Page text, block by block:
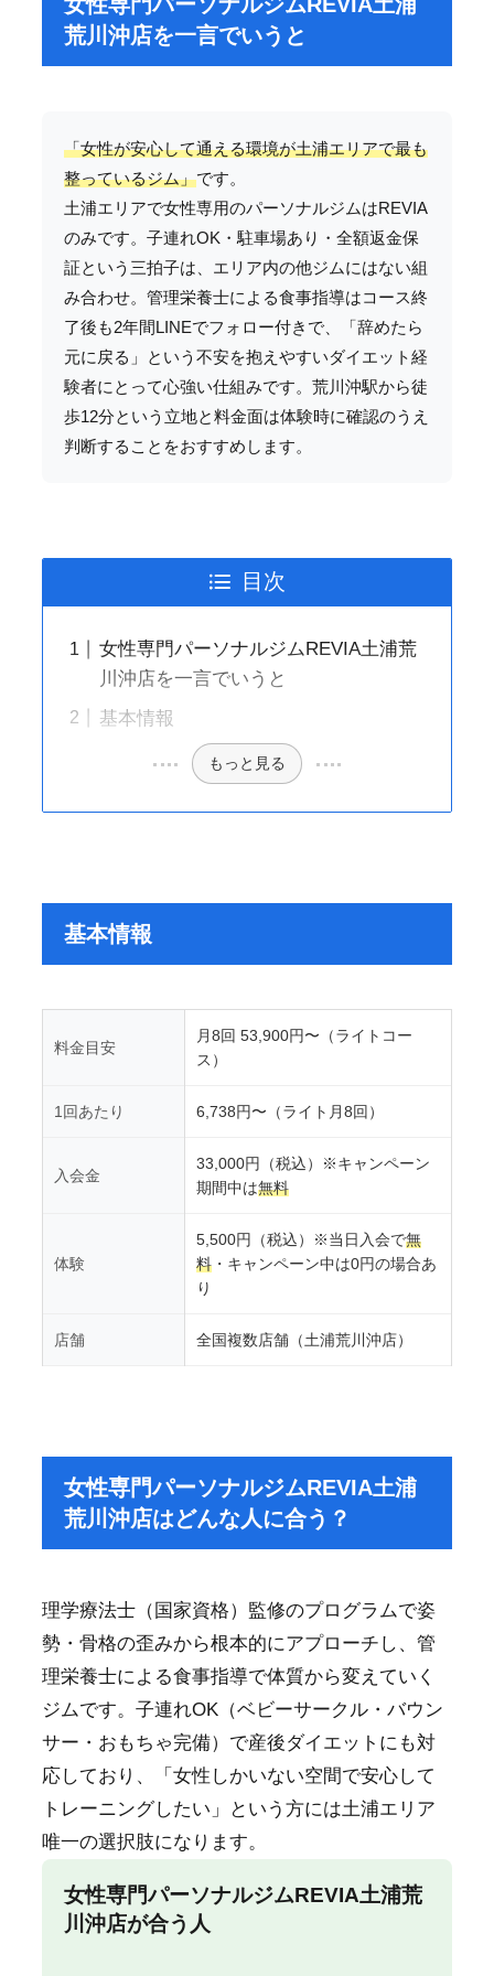
荒川沖店を一言でいうと
「女性が安心して通える環境が土浦エリアで最も
整っているジム」です。
土浦エリアで女性専用のパーソナルジムはREVIA
のみです。子連れOK・駐車場あり・全額返金保
証という三拍子は、エリア内の他ジムにはない組
み合わせ。管理栄養士による食事指導はコース終
了後も2年間LINEでフォロー付きで、「辞めたら
元に戻る」という不安を抱えやすいダイエット経
験者にとって心強い仕組みです。荒川沖駅から徒
歩12分という立地と料金面は体験時に確認のうえ
判断することをおすすめします。
目次
女性専門パーソナルジムREVIA土浦荒
川沖店を一言でいうと
基本情報
もっと見る
基本情報
料金目安
月8回 53,900円〜（ライトコー
ス）
1回あたり 6,738円〜（ライト月8回）
入会金
33,000円（税込）※キャンペーン
期間中は無料
体験
5,500円（税込）※当日入会で無
料・キャンペーン中は0円の場合あ
り
店舗 全国複数店舗（土浦荒川沖店）
女性専門パーソナルジムREVIA土浦
荒川沖店はどんな人に合う？
理学療法士（国家資格）監修のプログラムで姿
勢・骨格の歪みから根本的にアプローチし、管
理栄養士による食事指導で体質から変えていく
ジムです。子連れOK（ベビーサークル・バウン
サー・おもちゃ完備）で産後ダイエットにも対
応しており、「女性しかいない空間で安心して
トレーニングしたい」という方には土浦エリア
唯一の選択肢になります。
女性専門パーソナルジムREVIA土浦荒
川沖店が合う人